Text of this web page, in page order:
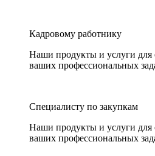
Кадровому работнику
Наши продукты и услуги для
ваших профессиональных
Специалисту по закупкам
Наши продукты и услуги для
ваших профессиональных